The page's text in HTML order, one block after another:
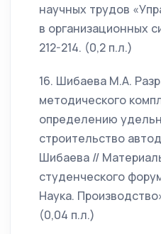
научных трудов
в организационных
212-214. (0,2 п.л.)
16. Шибаева М.А.
методического
определению
строительство
Шибаева //
студенческого
Наука.
(0,04 п.л.)